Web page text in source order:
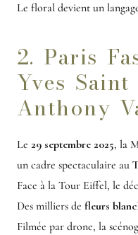
Le floral devient un
2. Paris
Yves
Anthony
Le 29 septembre 2025, la
un cadre spectaculaire au
Face à la Tour Eiffel, le
Des milliers de fleurs
Filmée par drone, la